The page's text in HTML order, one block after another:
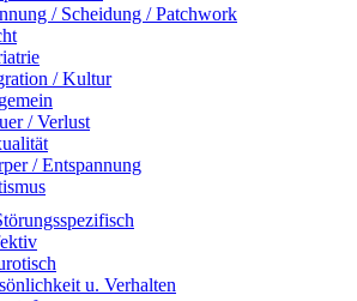
/ Scheidung / Patchwork
/ Kultur
/ Verlust
/ Entspannung
u. Verhalten